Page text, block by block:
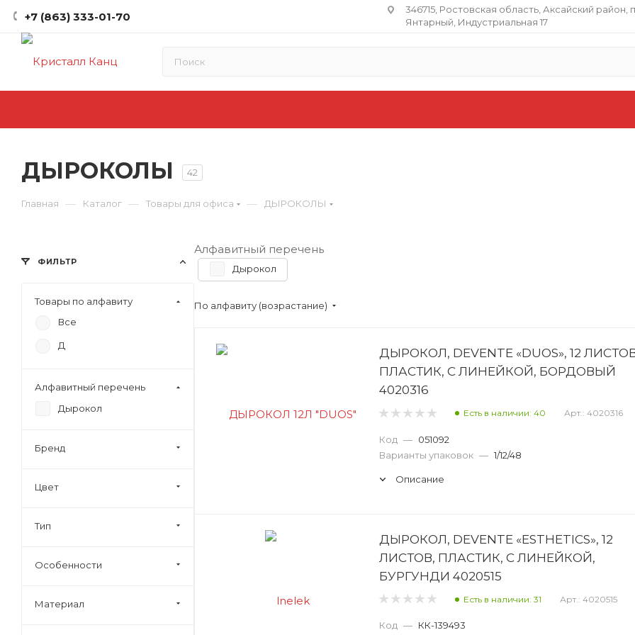
+7 (863) 333-01-70
346715, Ростовская область​, Аксайский район,
Янтарный, Индустриальная 17
ДЫРОКОЛЫ 42
Главная — Каталог — Товары для офиса — ДЫРОКОЛЫ
Алфавитный перечень
Дырокол
По алфавиту (возрастание)
ДЫРОКОЛ, DEVENTE «DUOS», 12
ПЛАСТИК, С ЛИНЕЙКОЙ, БОРДОВЫЙ
4020316
Есть в наличии: 40 Арт.: 4020316
Код — 051092
Варианты упаковок — 1/12/48
Описание
ДЫРОКОЛ, DEVENTE «ESTHETICS», 12
ЛИСТОВ, ПЛАСТИК, С ЛИНЕЙКОЙ,
БУРГУНДИ 4020515
Есть в наличии: 31 Арт.: 4020515
Код — КК-139493
ФИЛЬТР
Товары по алфавиту
Все
Д
Алфавитный перечень
Дырокол
Бренд
Цвет
Тип
Особенности
Материал